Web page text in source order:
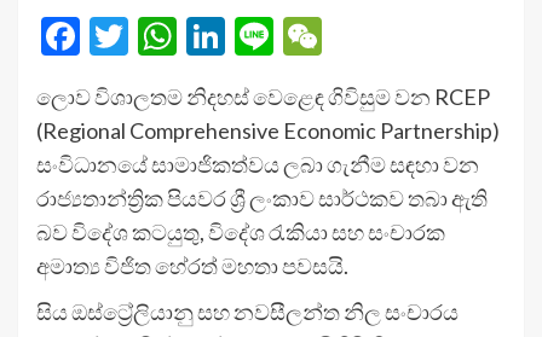
Facebook
Twitter
WhatsApp
LinkedIn
Line
ලොව විශාලතම නිදහස් වෙළෙඳ ගිවිසුම වන RCEP
(Regional Comprehensive Economic Partnership)
සංවිධානයේ සාමාජිකත්වය ලබා ගැනීම සඳහා වන
රාජ්‍යතාන්ත්‍රික පියවර ශ්‍රී ලංකාව සාර්ථකව තබා ඇති
බව විදේශ කට­යුතු, විදේශ රැකියා සහ සංචා­රක
අමාත්‍ය විජිත හේරත් මහතා පවසයි.
සිය ඔස්ට්‍රේලියානු සහ නවසීලන්ත නිල සංචාරය